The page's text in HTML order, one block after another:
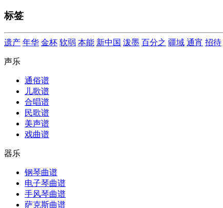
标签
遗产 年华 金杯 软弱 本能 新中国 泼墨 百分之 疆域 通宵 招待
声乐
通俗谱
儿歌谱
合唱谱
民歌谱
美声谱
戏曲谱
器乐
钢琴曲谱
电子琴曲谱
手风琴曲谱
萨克斯曲谱